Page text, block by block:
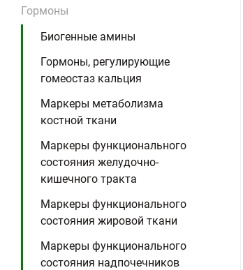
Гормоны
Биогенные амины
Гормоны, регулирующие
гомеостаз кальция
Маркеры метаболизма
костной ткани
Маркеры функционального
состояния желудочно-
кишечного тракта
Маркеры функционального
состояния жировой ткани
Маркеры функционального
состояния надпочечников